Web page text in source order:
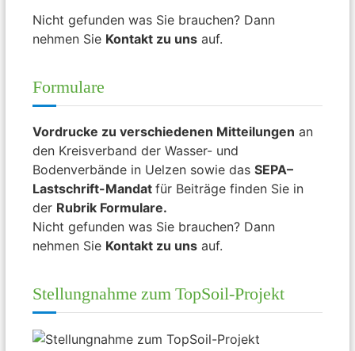
Nicht gefunden was Sie brauchen? Dann
nehmen Sie Kontakt zu uns auf.
Formulare
Vordrucke zu verschiedenen Mitteilungen an
den Kreisverband der Wasser- und
Bodenverbände in Uelzen sowie dasSEPA–
Lastschrift-Mandatfür Beiträge finden Sie in
der Rubrik Formulare.
Nicht gefunden was Sie brauchen? Dann
nehmen Sie Kontakt zu uns auf.
Stellungnahme zum TopSoil-Projekt